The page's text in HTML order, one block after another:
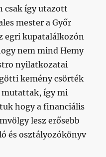
csak így utazott
mester a Győr
egri kupatalálkozón
nem mind Hemy
nyilatkozatai
kemény csörték
mutattak, így mi
hogy a financiális
lesz erősebb
és osztályozókönyv